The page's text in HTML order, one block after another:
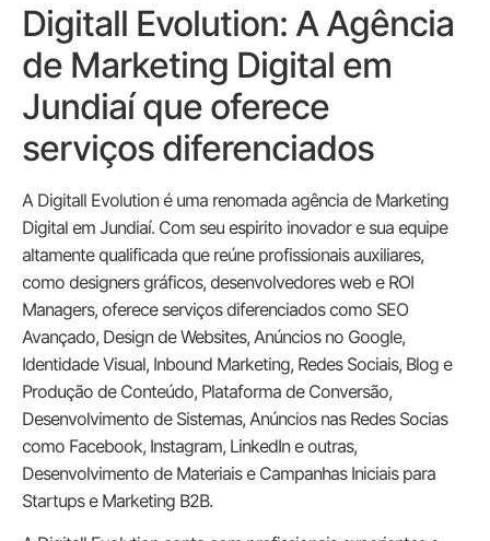
Digitall Evolution: A Agência
de Marketing Digital em
Jundiaí que oferece
serviços diferenciados
A Digitall Evolution é uma renomada agência de Marketing
Digital em Jundiaí. Com seu espirito inovador e sua equipe
altamente qualificada que reúne profissionais auxiliares,
como designers gráficos, desenvolvedores web e ROI
Managers, oferece serviços diferenciados como SEO
Avançado, Design de Websites, Anúncios no Google,
Identidade Visual, Inbound Marketing, Redes Sociais, Blog e
Produção de Conteúdo, Plataforma de Conversão,
Desenvolvimento de Sistemas, Anúncios nas Redes Socias
como Facebook, Instagram, LinkedIn e outras,
Desenvolvimento de Materiais e Campanhas Iniciais para
Startups e Marketing B2B.